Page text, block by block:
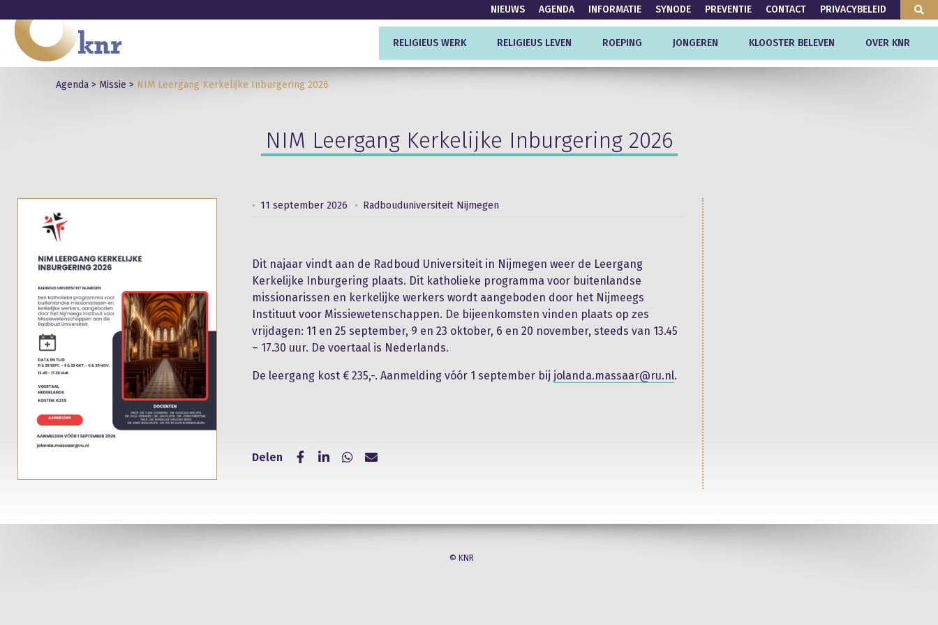
NIEUWS AGENDA INFORMATIE SYNODE PREVENTIE CONTACT PRIVACYBELEID
RELIGIEUS WERK RELIGIEUS LEVEN ROEPING JONGEREN KLOOSTER BELEVEN OVER KNR
Agenda > Missie > NIM Leergang Kerkelijke Inburgering 2026
NIM Leergang Kerkelijke Inburgering 2026
11 september 2026 Radbouduniversiteit Nijmegen
Dit najaar vindt aan de Radboud Universiteit in Nijmegen weer de Leergang
Kerkelijke Inburgering plaats. Dit katholieke programma voor buitenlandse
missionarissen en kerkelijke werkers wordt aangeboden door het Nijmeegs
Instituut voor Missiewetenschappen. De bijeenkomsten vinden plaats op zes
vrijdagen: 11 en 25 september, 9 en 23 oktober, 6 en 20 november, steeds van 13.45
– 17.30 uur. De voertaal is Nederlands.
De leergang kost € 235,-. Aanmelding vóór 1 september bij jolanda.massaar@ru.nl.
Delen
© KNR